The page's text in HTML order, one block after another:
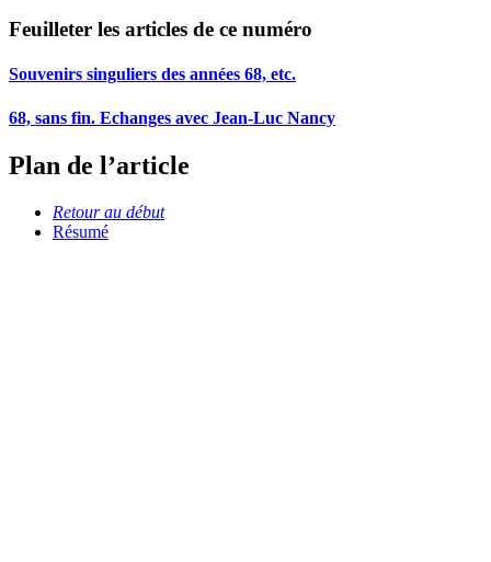
Feuilleter les articles de ce numéro
Souvenirs singuliers des années 68, etc.
68, sans fin. Echanges avec Jean-Luc Nancy
Plan de l’article
Retour au début
Résumé